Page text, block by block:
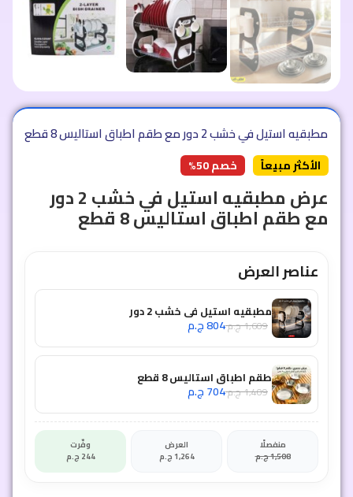
مطبقيه استيل في خشب 2 دور مع طقم اطباق استاليس 8 قطع
الأكثر مبيعاً خصم 50%
عرض مطبقيه استيل في خشب 2 دور
مع طقم اطباق استاليس 8 قطع
عناصر العرض
مطبقيه استيل في خشب 2 دور
1,609ج.م804ج.م
طقم اطباق استاليس 8 قطع
1,409ج.م704ج.م
منفصلًا
1,508ج.م
العرض
1,264 ج.م
وفّرت
244 ج.م